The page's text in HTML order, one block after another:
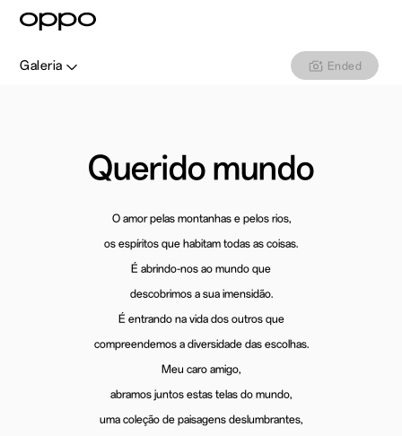
Galeria Ended
Querido mundo
O amor pelas montanhas e pelos rios,
os espíritos que habitam todas as coisas.
É abrindo-nos ao mundo que
descobrimos a sua imensidão.
É entrando na vida dos outros que
compreendemos a diversidade das escolhas.
Meu caro amigo,
abramos juntos estas telas do mundo,
uma coleção de paisagens deslumbrantes,